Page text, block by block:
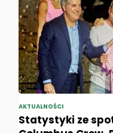
AKTUALNOŚCI
Statystyki ze